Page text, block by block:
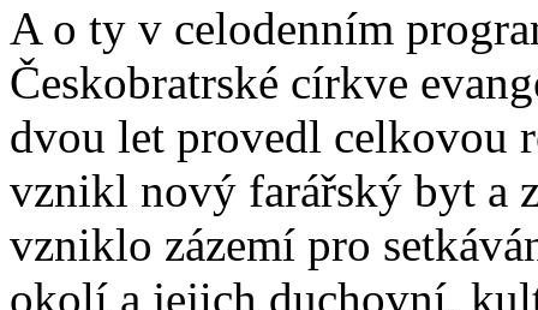
A o ty v celodenním
Českobratrské církve
dvou let provedl celkovou
vznikl nový farářský byt a
vzniklo zázemí pro
okolí a jejich duchovní,